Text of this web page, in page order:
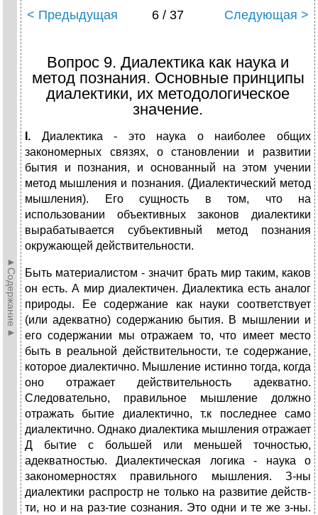
►Содержание►
< Предыдущая 6 / 37 Следующая >
Вопрос 9. Диалектика как наука и
метод познания. Основные принципы
диалектики, их методологическое
значение.
. Диалектика - это наука о наиболее общих
закономерных связях, о становлении и развитии
бытия и познания, и основанный на этом учении
метод мышления и познания. (Диалектический метод
мышления). Его сущность в том, что на
использовании объективных законов диалектики
вырабатывается субъективный метод познания
окружающей действительности.
Быть материалистом - значит брать мир таким, каков
он есть. А мир диалектичен. Диалектика есть аналог
природы. Ее содержание как науки соответствует
(или адекватно) содержанию бытия. В мышлении и
его содержании мы отражаем то, что имеет место
быть в реальной действительности, т.е содержание,
которое диалектично. Мышление истинно тогда, когда
оно отражает действительность адекватно.
Следовательно, правильное мышление должно
отражать бытие диалектично, т.к последнее само
диалектично. Однако диалектика мышления отражает
Д бытие с большей или меньшей точностью,
адекватностью. Диалектическая логика - наука о
закономерностях правильного мышления. З-ны
диалектики распростр не только на развитие действ-
ти, но и на раз-тие сознания. Это одни и те же з-ны.